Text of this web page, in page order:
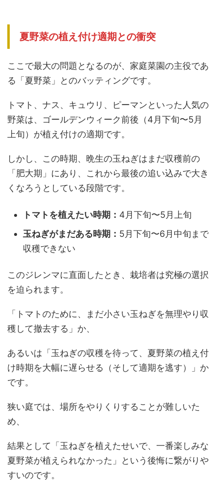
夏野菜の植え付け適期との衝突
ここで最大の問題となるのが、家庭菜園の主役であ
る「夏野菜」とのバッティングです。
トマト、ナス、キュウリ、ピーマンといった人気の
野菜は、ゴールデンウィーク前後（4月下旬〜5月
上旬）が植え付けの適期です。
しかし、この時期、晩生の玉ねぎはまだ収穫前の
「肥大期」にあり、これから最後の追い込みで大き
くなろうとしている段階です。
トマトを植えたい時期： 4月下旬〜5月上旬
玉ねぎがまだある時期： 5月下旬〜6月中旬まで
収穫できない
このジレンマに直面したとき、栽培者は究極の選択
を迫られます。
「トマトのために、まだ小さい玉ねぎを無理やり収
穫して撤去する」か、
あるいは「玉ねぎの収穫を待って、夏野菜の植え付
け時期を大幅に遅らせる（そして適期を逃す）」か
です。
狭い庭では、場所をやりくりすることが難しいた
め、
結果として「玉ねぎを植えたせいで、一番楽しみな
夏野菜が植えられなかった」という後悔に繋がりや
すいのです。